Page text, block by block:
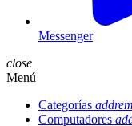
Messenger
close
Menú
Categorías add
Computadores